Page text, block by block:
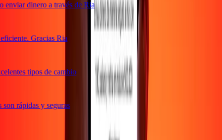
dinero a través de Ria
Gracias Ria
tipos de cambio
rápidas y seguras